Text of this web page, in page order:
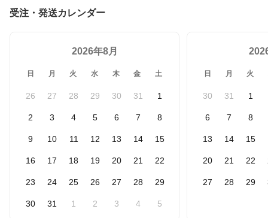
受注・発送カレンダー
2026年8月
日 月 火 水 木 金 土
26 27 28 29 30 31 1
2 3 4 5 6 7 8
9 10 11 12 13 14 15
16 17 18 19 20 21 22
23 24 25 26 27 28 29
30 31 1 2 3 4 5
日 月 火
30 31 1
6 7 8
13 14 15
20 21 22
27 28 29